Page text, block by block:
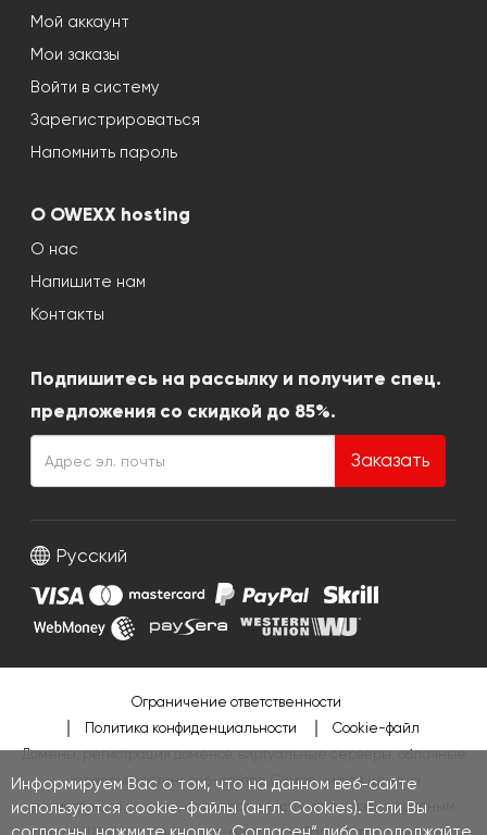
Информируем Вас о том, что на данном веб-сайте
используются cookie-файлы (англ. Cookies). Если Вы
Мой аккаунт
Мои заказы
Войти в систему
Зарегистрироваться
Напомнить пароль
О OWEXX hosting
О нас
Напишите нам
Контакты
Подпишитесь на рассылку и получите спец.
предложения со скидкой до 85%.
Заказать
Русский
Ограничение ответственности
Политика конфиденциальности
Cookie-файл
Домены, регистрация доменов, виртуальные серверы, облачные
серверы, хостинг веб-сайтов. Самая низкая цена за
регистрацию домена, серверов и хостинга показана красным
цветом. Шаблоны интернет-магазинов,Разработка интернет-